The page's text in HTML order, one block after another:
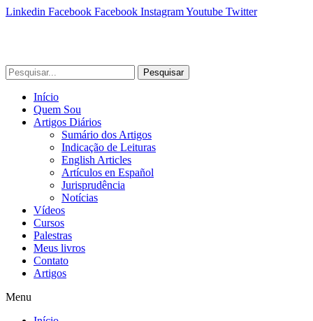
Linkedin Facebook Facebook InstagramYoutube Twitter
Pesquisar
Início
Quem Sou
Artigos Diários
Sumário dos Artigos
Indicação de Leituras
English Articles
Artículos en Español
Jurisprudência
Notícias
Vídeos
Cursos
Palestras
Meus livros
Contato
Artigos
Menu